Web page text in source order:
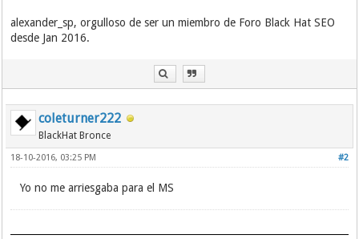
alexander_sp, orgulloso de ser un miembro de Foro Black Hat SEO
desde Jan 2016.
coleturner222
BlackHat Bronce
#2
18-10-2016, 03:25 PM
Yo no me arriesgaba para el MS